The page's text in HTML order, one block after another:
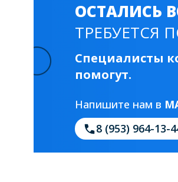
ОСТАЛИСЬ
ТРЕБУЕТСЯ
Специалисты
помогут.
Напишите нам в
8 (953) 964-13-